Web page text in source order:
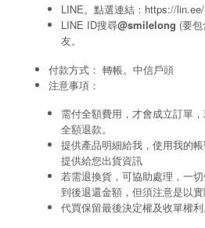
LINE。點選連結： https://
LINE ID搜尋@smilelong (要
友。
付款方式： 轉帳。中信戶頭
注意事項：
需付全額費用，才會成立訂單
全額退款。
提供產品明細給我，使用我的
提供給您出貨資訊
若需退換貨，可協助處理，一
到後退還金額，但須注意是以
代買保留最後決定權及收單權利